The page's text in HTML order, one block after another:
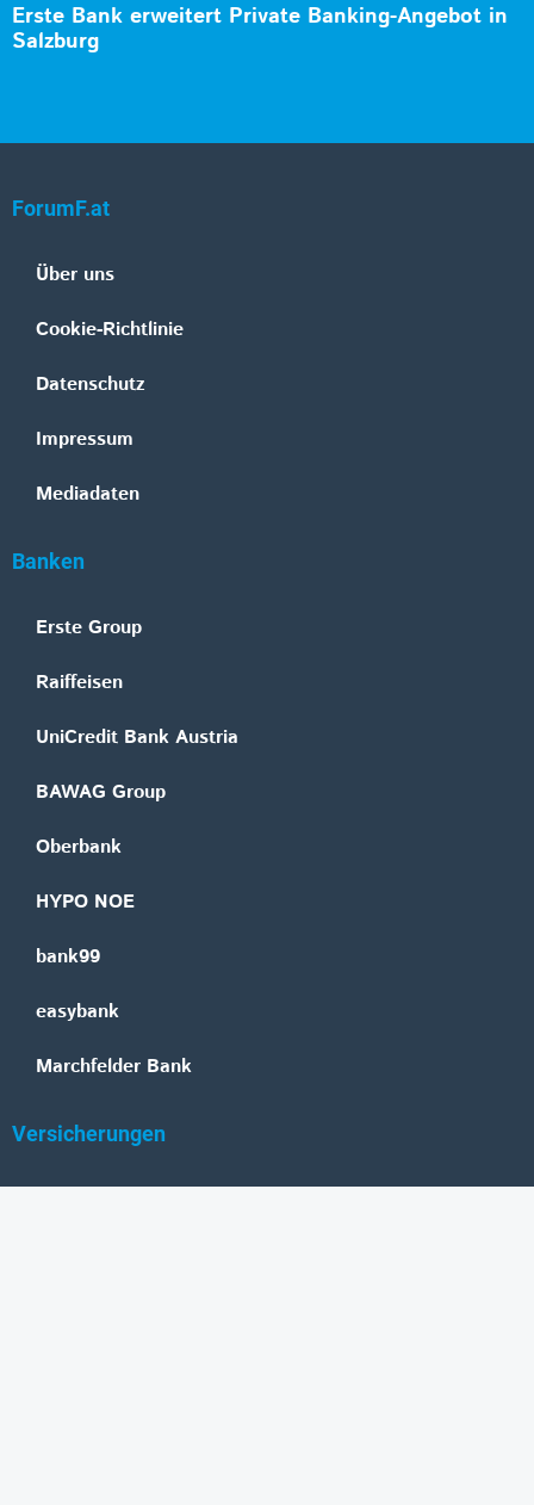
Erste Bank erweitert Private Banking-Angebot in
Salzburg
ForumF.at
Über uns
Cookie-Richtlinie
Datenschutz
Impressum
Mediadaten
Banken
Erste Group
Raiffeisen
UniCredit Bank Austria
BAWAG Group
Oberbank
HYPO NOE
bank99
easybank
Marchfelder Bank
Versicherungen